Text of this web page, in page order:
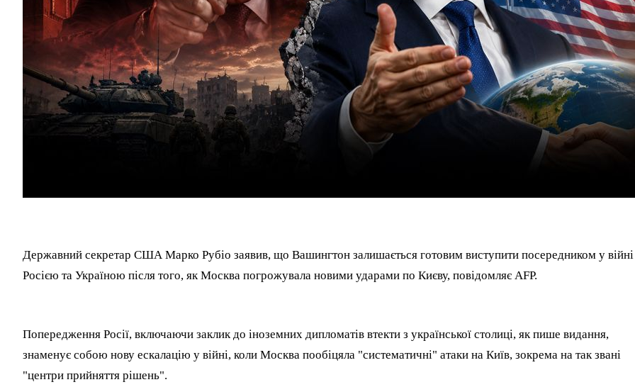
Державний секретар США Марко Рубіо заявив, що Вашингтон залишається готовим виступити посередником у
Росією та Україною після того, як Москва погрожувала новими ударами по Києву, повідомляє AFP.
Попередження Росії, включаючи заклик до іноземних дипломатів втекти з української столиці, як пише видання,
знаменує собою нову ескалацію у війні, коли Москва пообіцяла "систематичні" атаки на Київ, зокрема на так звані
"центри прийняття рішень".